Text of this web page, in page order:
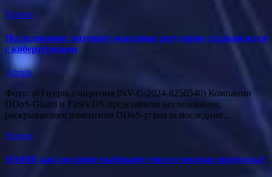
Разное
Исследование: интернет-магазины регулярно сталкивается
с киберугрозами
Admin
Фото: @Freepik (лицензия INV-C-2024-8250540) Компании
DDoS‑Guard и FirstVDS представили исследование,
раскрывающее изменения DDoS‑угроз за последние...
Разное
НАФИ: как россияне выбирают мясо и мясные продукты?